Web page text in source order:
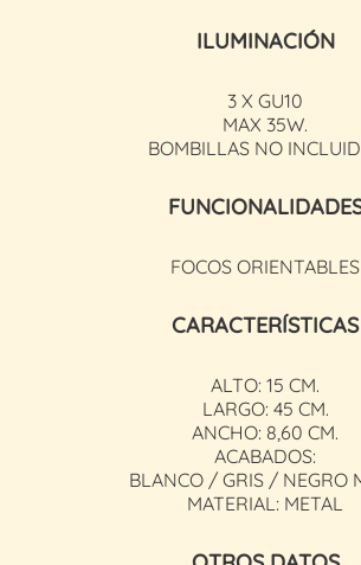
ILUMINACIÓN
3 X GU10
MAX 35W.
BOMBILLAS NO
FOCOS ORIENTABLES
CARACTERÍSTICAS
ALTO: 15 CM.
LARGO: 45 CM.
ANCHO: 8,60 CM.
ACABADOS:
BLANCO / GRIS / NEGRO
MATERIAL: METAL